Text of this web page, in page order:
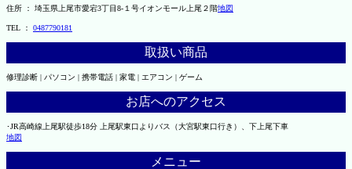
住所 ： 埼玉県上尾市愛宕3丁目8-１号イオンモール上尾２階地図
TEL ： 0487790181
取扱い商品
修理診断 | パソコン | 携帯電話 | 家電 | エアコン | ゲーム
お店へのアクセス
･JR高崎線上尾駅徒歩18分 上尾駅東口よりバス（大宮駅東口行き）、下上尾下車
地図
メニュー